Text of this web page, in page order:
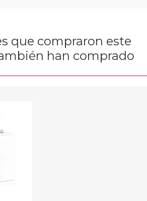
que compraron este
han comprado